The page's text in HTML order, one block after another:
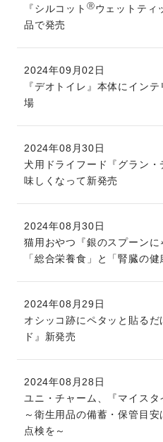
『シルコット Ⓡウェットテ
品で発売
2024年09月02日
『デオトイレ』本体にイン
場
2024年08月30日
犬用ドライフード『グラン
味しくなって新発売
2024年08月30日
猫用おやつ『銀のスプーン
「総合栄養食」と「腎臓の
2024年08月29日
オシッコ跡にペタッと貼る
ド』新発売
2024年08月28日
ユニ・チャーム、『マイス
～衛生用品の備蓄・保管目
点検を～